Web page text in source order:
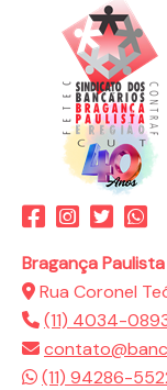
Bragança
Rua Coronel
(11) 4034-
(11) 94286-